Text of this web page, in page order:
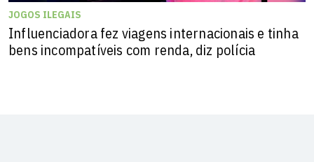
JOGOS ILEGAIS
Influenciadora fez viagens internacionais e tinha
bens incompatíveis com renda, diz polícia